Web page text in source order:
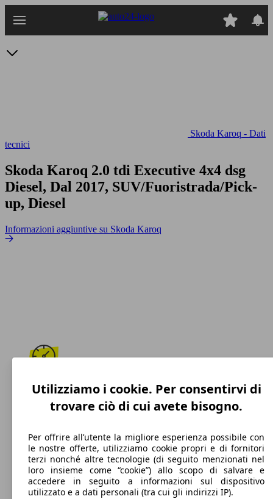
Skoda Karoq - Dati
tecnici
Skoda Karoq 2.0 tdi Executive 4x4 dsg
Diesel, Dal 2017, SUV/Fuoristrada/Pick-
up, Diesel
Informazioni aggiuntive su Skoda Karoq
199 km/h
Velocità massima
Diesel
Carburante
Utilizziamo i cookie. Per consentirvi di
trovare ciò di cui avete bisogno.
Per offrire all’utente la migliore esperienza possibile con
le nostre offerte, utilizziamo cookie propri e di fornitori
terzi nonché altre tecnologie (di seguito menzionati nel
loro insieme come “cookie”) allo scopo di salvare e
accedere in seguito a informazioni sul dispositivo
utilizzato e a dati personali (tra cui gli indirizzi IP).